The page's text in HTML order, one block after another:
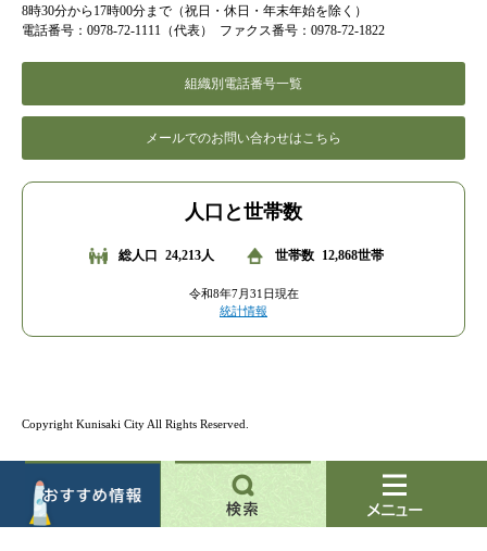
8時30分から17時00分まで（祝日・休日・年末年始を除く）
電話番号：0978-72-1111（代表）
ファクス番号：0978-72-1822
組織別電話番号一覧
メールでのお問い合わせはこちら
人口と世帯数
総人口 24,213人 世帯数 12,868世帯
令和8年7月31日現在
統計情報
Copyright Kunisaki City All Rights Reserved.